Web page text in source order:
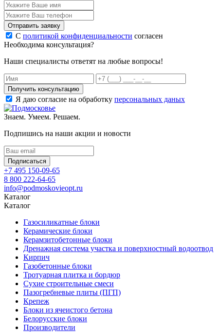
Отправить заявку
С политикой конфиденциальности согласен
Необходима консультация?
Наши специалисты ответят на любые вопросы!
Получить консультацию
Я даю согласие на обработку персональных даных
Знаем. Умеем. Решаем.
Подпишись на наши акции и новости
Подписаться
+7 495 150-09-65
8 800 222-64-65
info@podmoskovieopt.ru
Каталог
Каталог
Газосиликатные блоки
Керамические блоки
Керамзитобетонные блоки
Дренажная система участка и поверхностный водоотвод
Кирпич
Газобетонные блоки
Тротуарная плитка и бордюр
Сухие строительные смеси
Пазогребневые плиты (ПГП)
Крепеж
Блоки из ячеистого бетона
Белорусские блоки
Производители